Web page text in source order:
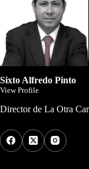
Sixto Alfredo Pinto
View Profile
Director de La Otra